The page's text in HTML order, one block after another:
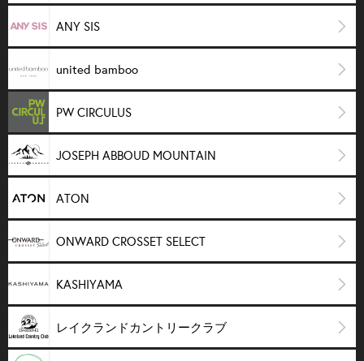
ANY SIS
united bamboo
PW CIRCULUS
JOSEPH ABBOUD MOUNTAIN
ATON
ONWARD CROSSET SELECT
KASHIYAMA
レイクランドカントリークラブ